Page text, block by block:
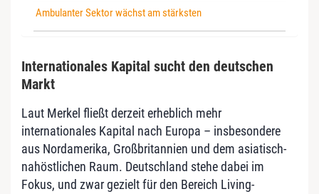
Ambulanter Sektor wächst am stärksten
Internationales Kapital sucht den deutschen
Markt
Laut Merkel fließt derzeit erheblich mehr
internationales Kapital nach Europa – insbesondere
aus Nordamerika, Großbritannien und dem asiatisch-
nahöstlichen Raum. Deutschland stehe dabei im
Fokus, und zwar gezielt für den Bereich Living-